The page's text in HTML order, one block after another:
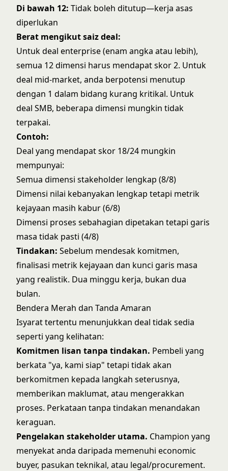
Di bawah 12: Tidak boleh ditutup—kerja asas
diperlukan
Berat mengikut saiz deal:
Untuk deal enterprise (enam angka atau lebih),
semua 12 dimensi harus mendapat skor 2. Untuk
deal mid-market, anda berpotensi menutup
dengan 1 dalam bidang kurang kritikal. Untuk
deal SMB, beberapa dimensi mungkin tidak
terpakai.
Contoh:
Deal yang mendapat skor 18/24 mungkin
mempunyai:
Semua dimensi stakeholder lengkap (8/8)
Dimensi nilai kebanyakan lengkap tetapi metrik
kejayaan masih kabur (6/8)
Dimensi proses sebahagian dipetakan tetapi garis
masa tidak pasti (4/8)
Tindakan: Sebelum mendesak komitmen,
finalisasi metrik kejayaan dan kunci garis masa
yang realistik. Dua minggu kerja, bukan dua
bulan.
Bendera Merah dan Tanda Amaran
Isyarat tertentu menunjukkan deal tidak sedia
seperti yang kelihatan:
Komitmen lisan tanpa tindakan. Pembeli yang
berkata "ya, kami siap" tetapi tidak akan
berkomitmen kepada langkah seterusnya,
memberikan maklumat, atau mengerakkan
proses. Perkataan tanpa tindakan menandakan
keraguan.
Pengelakan stakeholder utama. Champion yang
menyekat anda daripada memenuhi economic
buyer, pasukan teknikal, atau legal/procurement.